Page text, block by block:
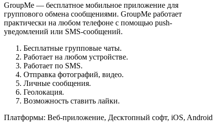
GroupMe — бесплатное мобильное приложение для
группового обмена сообщениями. GroupMe работает
практически на любом телефоне с помощью push-
уведомлений или SMS-сообщений.
Бесплатные групповые чаты.
Работает на любом устройстве.
Работает по SMS.
Отправка фотографий, видео.
Личные сообщения.
Геолокация.
Возможность ставить лайки.
Платформы: Веб-приложение, Десктопный софт, iOS, Android